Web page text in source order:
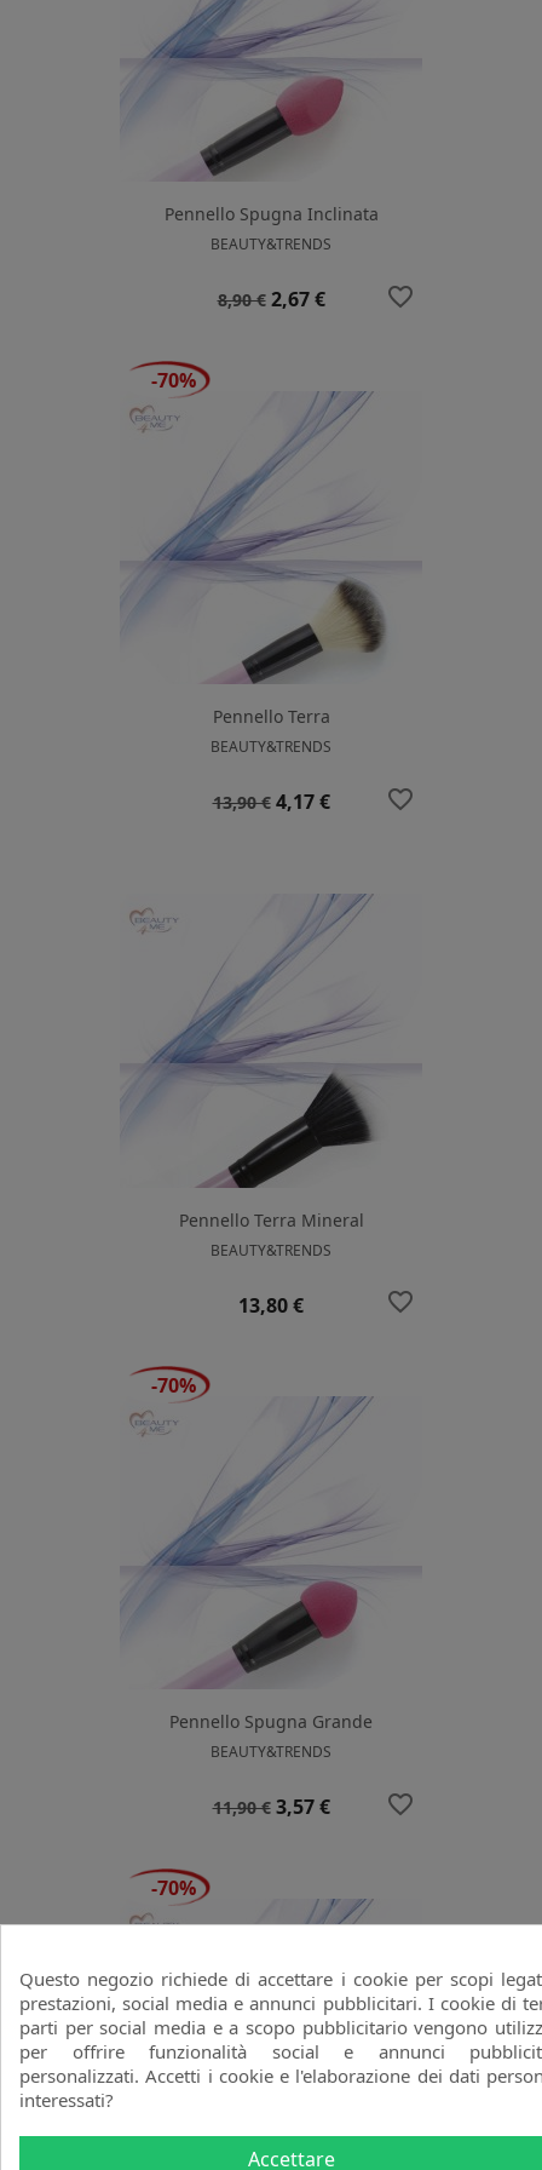
Pennello Spugna Inclinata
BEAUTY&TRENDS
Prezzo
8,90 € Prezzo
2,67 € favorite_border
Pennello Terra
BEAUTY&TRENDS
Prezzo
13,90 € Prezzo
4,17 €
-70%
favorite_border
Pennello Terra Mineral
BEAUTY&TRENDS
Prezzo
13,80 € favorite_border
Pennello Spugna Grande
BEAUTY&TRENDS
Prezzo
11,90 € Prezzo
3,57 €
-70%
favorite_border
-70%
Questo negozio richiede di accettare i cookie per scopi
prestazioni, social media e annunci pubblicitari. I cookie di
parti per social media e a scopo pubblicitario vengono
per offrire funzionalità social e annunci
personalizzati. Accetti i cookie e l'elaborazione dei dati
interessati?
Accettare